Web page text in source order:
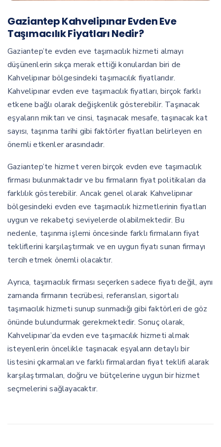
Gaziantep Kahvelipınar Evden Eve
Taşımacılık Fiyatları Nedir?
Gaziantep’te evden eve taşımacılık hizmeti almayı
düşünenlerin sıkça merak ettiği konulardan biri de
Kahvelipınar bölgesindeki taşımacılık fiyatlarıdır.
Kahvelipınar evden eve taşımacılık fiyatları, birçok farklı
etkene bağlı olarak değişkenlik gösterebilir. Taşınacak
eşyaların miktarı ve cinsi, taşınacak mesafe, taşınacak kat
sayısı, taşınma tarihi gibi faktörler fiyatları belirleyen en
önemli etkenler arasındadır.
Gaziantep’te hizmet veren birçok evden eve taşımacılık
firması bulunmaktadır ve bu firmaların fiyat politikaları da
farklılık gösterebilir. Ancak genel olarak Kahvelipınar
bölgesindeki evden eve taşımacılık hizmetlerinin fiyatları
uygun ve rekabetçi seviyelerde olabilmektedir. Bu
nedenle, taşınma işlemi öncesinde farklı firmaların fiyat
tekliflerini karşılaştırmak ve en uygun fiyatı sunan firmayı
tercih etmek önemli olacaktır.
Ayrıca, taşımacılık firması seçerken sadece fiyatı değil, aynı
zamanda firmanın tecrübesi, referansları, sigortalı
taşımacılık hizmeti sunup sunmadığı gibi faktörleri de göz
önünde bulundurmak gerekmektedir. Sonuç olarak,
Kahvelipınar’da evden eve taşımacılık hizmeti almak
isteyenlerin öncelikle taşınacak eşyaların detaylı bir
listesini çıkarmaları ve farklı firmalardan fiyat teklifi alarak
karşılaştırmaları, doğru ve bütçelerine uygun bir hizmet
seçmelerini sağlayacaktır.